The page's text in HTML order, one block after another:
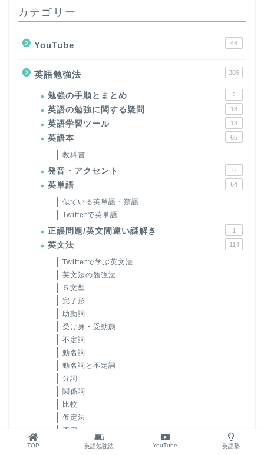
カテゴリー
YouTube 46
英語勉強法 389
勉強の手順とまとめ 2
英語の勉強に関する疑問 18
英語学習ツール 13
英語本 65
教科書
発音・アクセント 6
英単語 64
似ている英単語・類語
Twitterで英単語
正誤問題/英文間違い謎解き 1
英文法 114
Twitterで学ぶ英文法
英文法の勉強法
５文型
完了形
助動詞
受け身・受動態
不定詞
動名詞
動名詞と不定詞
分詞
関係詞
比較
仮定法
否定
TOP 英語勉強法 YouTube 英語塾